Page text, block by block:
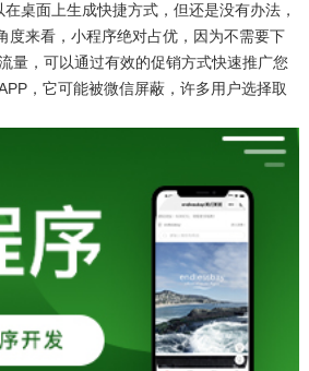
桌面上生成快捷方式，但还是没有办法，
度来看，小程序绝对占优，因为不需要下
量，可以通过有效的促销方式快速推广您
，它可能被微信屏蔽，许多用户选择取